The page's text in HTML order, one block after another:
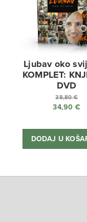
Ljubav oko
KOMPLET:
DVD
38,80€
Izvorna
bila
je:
34,90 €
cijena
je:
DODAJ U